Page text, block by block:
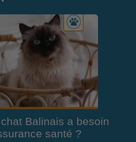
Balinais a besoin
santé ?